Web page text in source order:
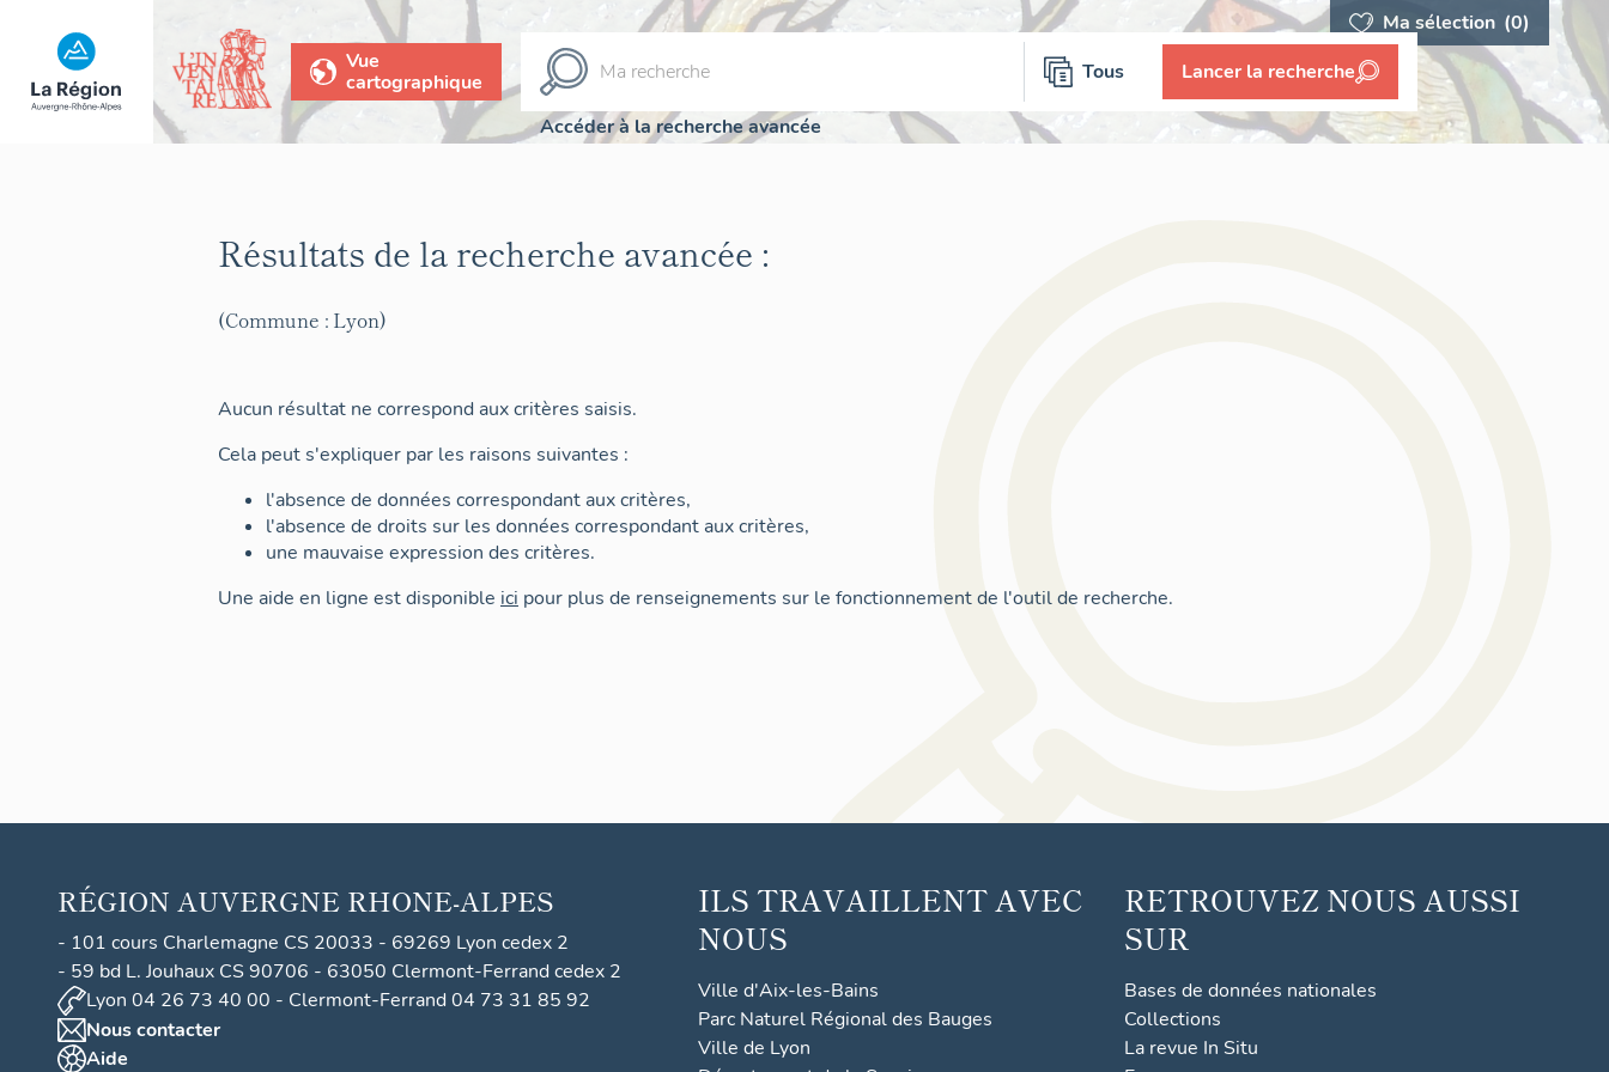
Ma sélection (0)
Vue
cartographique
Tous Lancer la recherche
Accéder à la recherche avancée
Résultats de la recherche avancée :
(Commune : Lyon)
Aucun résultat ne correspond aux critères saisis.
Cela peut s'expliquer par les raisons suivantes :
l'absence de données correspondant aux critères,
l'absence de droits sur les données correspondant aux critères,
une mauvaise expression des critères.
Une aide en ligne est disponible ici pour plus de renseignements sur le fonctionnement de l'outil de recherche.
RÉGION AUVERGNE RHONE-ALPES
- 101 cours Charlemagne CS 20033 - 69269 Lyon cedex 2
- 59 bd L. Jouhaux CS 90706 - 63050 Clermont-Ferrand cedex 2
Lyon 04 26 73 40 00 - Clermont-Ferrand 04 73 31 85 92
Nous contacter
Aide
ILS TRAVAILLENT AVEC
NOUS
Ville d'Aix-les-Bains
Parc Naturel Régional des Bauges
Ville de Lyon
RETROUVEZ NOUS AUSSI
SUR
Bases de données nationales
Collections
La revue In Situ